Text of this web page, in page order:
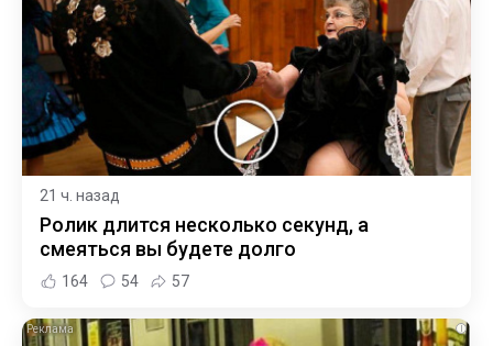
21 ч. назад
Ролик длится несколько секунд, а
смеяться вы будете долго
164 54 57
i